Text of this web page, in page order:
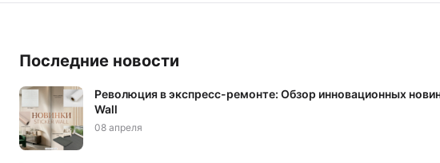
Последние новости
Революция в экспресс-ремонте: Обзор инновационных
Wall
08 апреля